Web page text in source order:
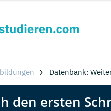
Datenbank: